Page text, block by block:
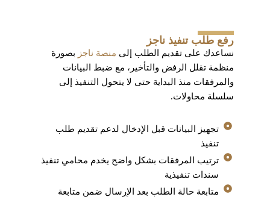
رفع طلب تنفيذ ناجز
نساعدك على تقديم الطلب إلى منصة ناجز بصورة
منظمة تقلل الرفض والتأخير، مع ضبط البيانات
والمرفقات منذ البداية حتى لا يتحول التنفيذ إلى
سلسلة محاولات.
تجهيز البيانات قبل الإدخال لدعم تقديم طلب
تنفيذ
ترتيب المرفقات بشكل واضح يخدم محامي تنفيذ
سندات تنفيذية
متابعة حالة الطلب بعد الإرسال ضمن متابعة